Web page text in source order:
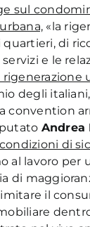
sul
«la
quartieri, di
e le
rigenerazione
degli
convention
Andrea
di
al lavoro
di
il